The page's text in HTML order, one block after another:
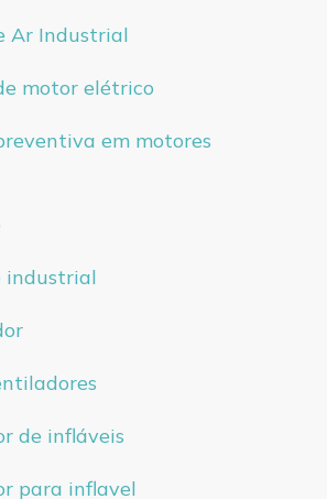
Ar Industrial
motor elétrico
em motores
industrial
de infláveis
para inflavel